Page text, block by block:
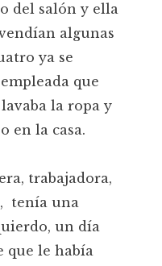
del salón y ella
algunas
ya se
que
la ropa y
en la casa.
trabajadora,
tenía una
un día
que le había